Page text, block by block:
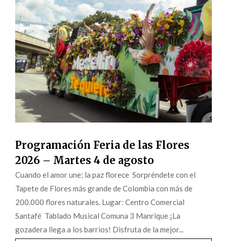
Programación Feria de las Flores
2026 – Martes 4 de agosto
Cuando el amor une; la paz florece Sorpréndete con el
Tapete de Flores más grande de Colombia con más de
200.000 flores naturales. Lugar: Centro Comercial
Santafé Tablado Musical Comuna 3 Manrique ¡La
gozadera llega a los barrios! Disfruta de la mejor...